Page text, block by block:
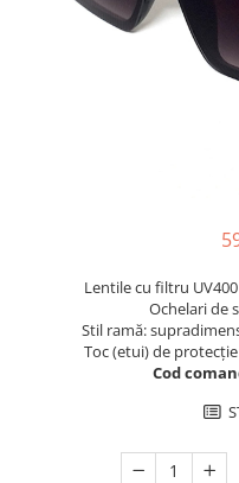
Cuverturi bumbac
Cântare electronice
Produse de cult religios
Lentile cu filtru
Ochelari de
Stil ramă:
Toc (etui) de
Cod